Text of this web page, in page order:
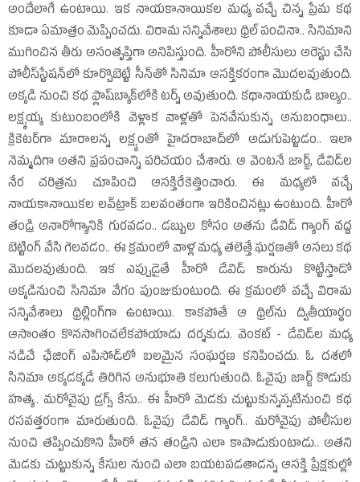
అందేలాగే ఉంటాయి. ఇక నాయకానాయికల మధ్య వచ్చే చిన్న ప్రేమ కథ
కూడా ఏమాత్రం మెప్పించదు. విరామ సన్నివేశాలు థ్రిల్‌ పంచినా.. సినిమాని
ముగించిన తీరు అసంతృప్తిగా అనిపిస్తుంది. హీరోని పోలీసులు అరెస్టు చేసి
పోలీస్‌స్టేషన్‌లో కూర్చొబెట్టే సీన్‌తో సినిమా ఆసక్తికరంగా మొదలవుతుంది.
అక్కడి నుంచి కథ ఫ్లాష్‌బ్యాక్‌లోకి టర్న్‌ అవుతుంది. కథానాయకుడి బాల్యం..
లక్ష్మయ్య కుటుంబంలోకి వెళ్లాక వాళ్లతో పెనవేసుకున్న అనుబంధాలు..
క్రికెటర్‌గా మారాలన్న లక్ష్యంతో హైదరాబాద్‌లో అడుగుపెట్టడం.. ఇలా
నెమ్మదిగా అతని ప్రపంచాన్ని పరిచయం చేశారు. ఆ వెంటనే జార్జ్‌, డేవిడ్‌ల
నేర చరిత్రను చూపించి ఆసక్తిరేకెత్తించారు. ఈ మధ్యలో వచ్చే
నాయకానాయికల లవ్‌ట్రాక్‌ బలవంతంగా ఇరికించినట్లు ఉంటుంది. హీరో
తండ్రి అనారోగ్యానికి గురవడం.. డబ్బుల కోసం అతను డేవిడ్‌ గ్యాంగ్‌ వద్ద
బెట్టింగ్‌ వేసి గెలవడం.. ఈ క్రమంలో వాళ్ల మధ్య తలెత్తే ఘర్షణతో అసలు కథ
మొదలవుతుంది. ఇక ఎప్పుడైతే హీరో డేవిడ్‌ కారును కొట్టేస్తాడో
అక్కడినుంచి సినిమా వేగం పుంజుకుంటుంది. ఈ క్రమంలో వచ్చే విరామ
సన్నివేశాలు థ్రిల్లింగ్‌గా ఉంటాయి. కాకపోతే ఆ థ్రిల్‌ను ద్వితీయార్ధం
ఆసాంతం కొనసాగించలేకపోయాడు దర్శకుడు. వెంకట్‌ - డేవిడ్‌ల మధ్య
నడిచే ఛేజింగ్‌ ఎపిసోడ్‌లో బలమైన సంఘర్షణ కనిపించదు. ఓ దశలో
సినిమా అక్కడక్కడే తిరిగిన అనుభూతి కలుగుతుంది. ఓవైపు జార్జ్‌ కొడుకు
హత్య.. మరోవైపు డ్రగ్స్‌ కేసు.. ఈ హీరో మెడకు చుట్టుకున్నప్పటినుంచి కథ
రసవత్తరంగా మారుతుంది. ఓవైపు డేవిడ్‌ గ్యాంగ్‌.. మరోవైపు పోలీసుల
నుంచి తప్పించుకొని హీరో తన తండ్రిని ఎలా కాపాడుకుంటాడు.. అతని
మెడకు చుట్టుకున్న కేసుల నుంచి ఎలా బయటపడతాడన్న ఆసక్తి ప్రేక్షకుల్లో